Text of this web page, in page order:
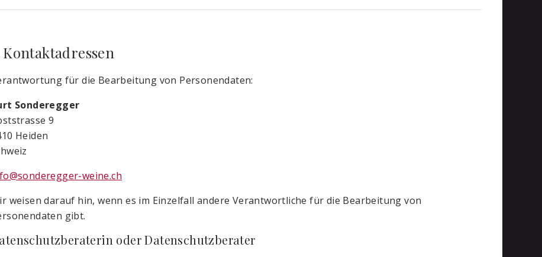
Kontaktadressen
für die Bearbeitung von Personendaten:
Sonderegger
9
Heiden
weine.ch
weisen darauf hin, wenn es im Einzelfall andere Verantwortliche für die Bearbeitung von
gibt.
oder Datenschutzberater